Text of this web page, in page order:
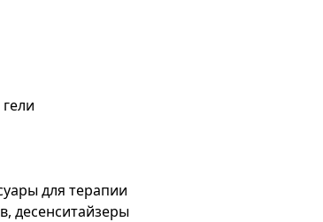
для терапии
десенситайзеры